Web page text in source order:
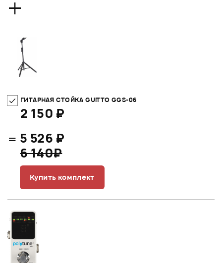
+
ГИТАРНАЯ СТОЙКА GUITTO GGS-06
2 150 ₽
= 5 526 ₽
6 140₽
Купить комплект